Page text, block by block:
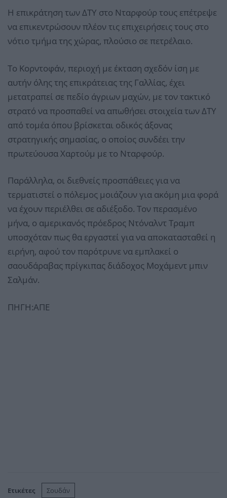
Η επικράτηση των ΔΤΥ στο Νταρφούρ τους επέτρεψε
να επικεντρώσουν πλέον τις επιχειρήσεις τους στο
νότιο τμήμα της χώρας, πλούσιο σε πετρέλαιο.
Το Κορντοφάν, περιοχή με έκταση σχεδόν ίση με
αυτήν όλης της επικράτειας της Γαλλίας, έχει
μετατραπεί σε πεδίο άγριων μαχών, με τον τακτικό
στρατό να προσπαθεί να απωθήσει στοιχεία των ΔΤΥ
από τομέα όπου βρίσκεται οδικός άξονας
στρατηγικής σημασίας, ο οποίος συνδέει την
πρωτεύουσα Χαρτούμ με το Νταρφούρ.
Παράλληλα, οι διεθνείς προσπάθειες για να
τερματιστεί ο πόλεμος μοιάζουν για ακόμη μια φορά
να έχουν περιέλθει σε αδιέξοδο. Τον περασμένο
μήνα, ο αμερικανός πρόεδρος Ντόναλντ Τραμπ
υποσχόταν πως θα εργαστεί για να αποκατασταθεί η
ειρήνη, αφού τον παρότρυνε να εμπλακεί ο
σαουδάραβας πρίγκιπας διάδοχος Μοχάμεντ μπιν
Σαλμάν.
ΠΗΓΗ:ΑΠΕ
Ετικέτες Σουδάν